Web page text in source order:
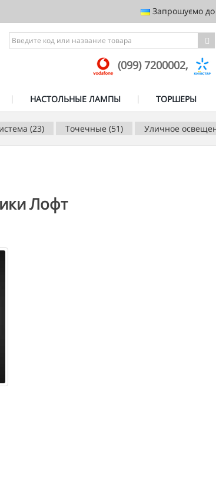
Запрошуємо до
(099) 7200002,
НАСТОЛЬНЫЕ ЛАМПЫ ТОРШЕРЫ
(23) Точечные (51) Уличное
Лофт